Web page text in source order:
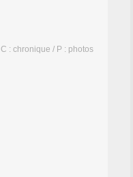
C : chronique / P : photos